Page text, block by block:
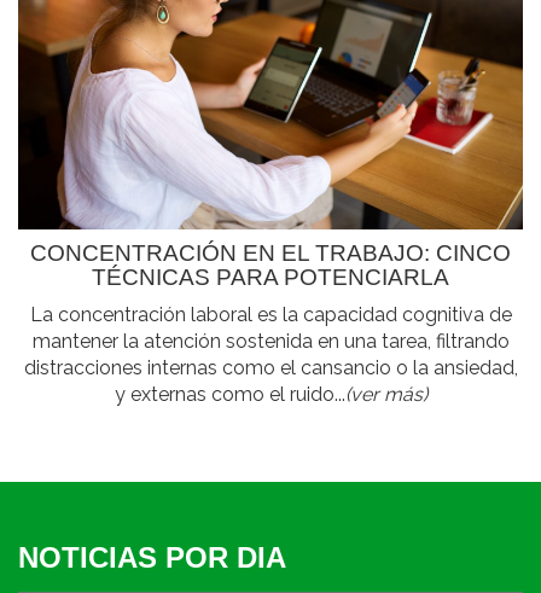
CONCENTRACIÓN EN EL TRABAJO: CINCO
TÉCNICAS PARA POTENCIARLA
La concentración laboral es la capacidad cognitiva de
mantener la atención sostenida en una tarea, filtrando
distracciones internas como el cansancio o la ansiedad,
y externas como el ruido...(ver más)
NOTICIAS POR DIA